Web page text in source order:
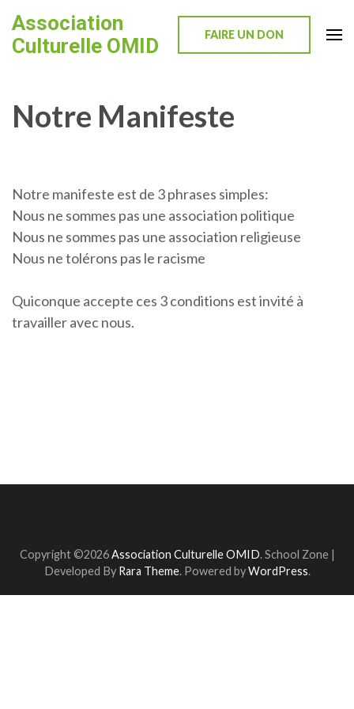
to
content
Association
Culturelle OMID
FAIRE UN DON
Notre Manifeste
Notre manifeste est de 3 phrases simples:
Nous ne sommes pas une association politique
Nous ne sommes pas une association religieuse
Nous ne tolérons pas le racisme
Quiconque accepte ces 3 conditions est invité à
travailler avec nous.
Copyright ©2026Association Culturelle OMID. School Zone |
Developed By Rara Theme. Powered byWordPress.